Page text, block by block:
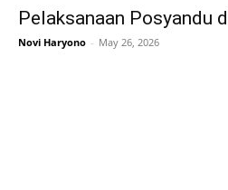
Pelaksanaan Posyandu
Novi Haryono - May 26, 2026